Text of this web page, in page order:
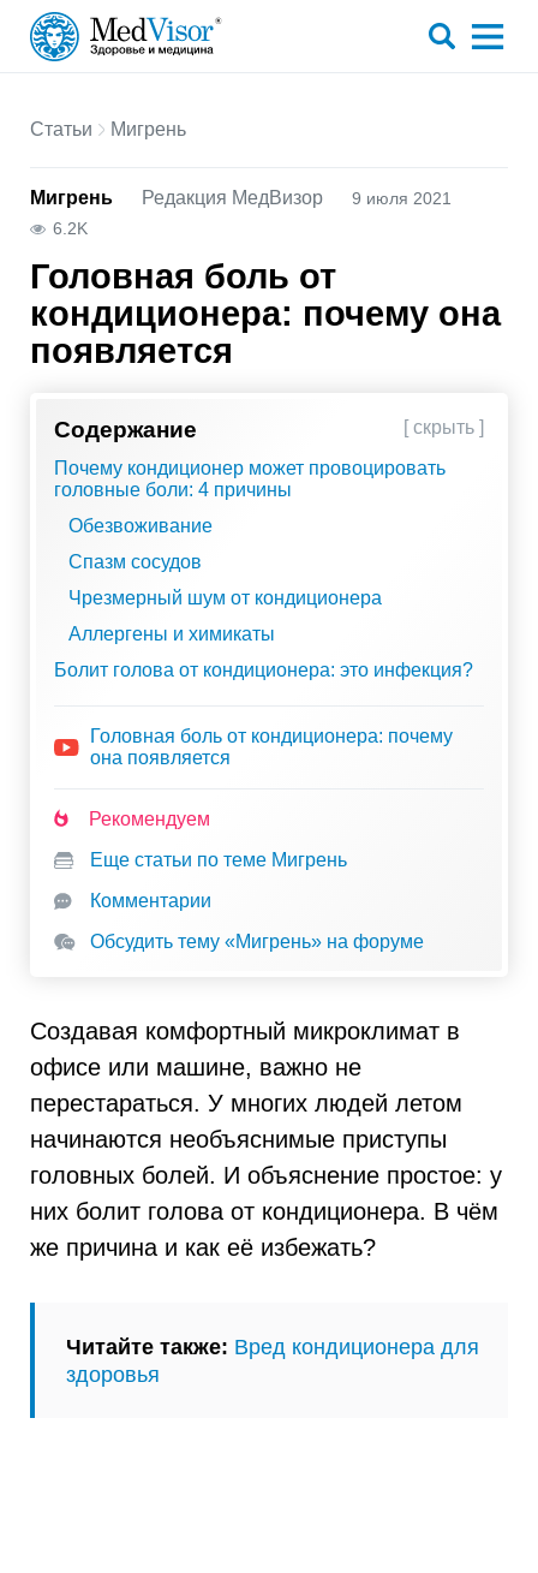
Статьи Мигрень
Мигрень Редакция МедВизор
9 июля 2021
6.2K
Головная боль от
кондиционера: почему она
появляется
Содержание
[ скрыть ]
Почему кондиционер может провоцировать
головные боли: 4 причины
Обезвоживание
Спазм сосудов
Чрезмерный шум от кондиционера
Аллергены и химикаты
Болит голова от кондиционера: это инфекция?
Головная боль от кондиционера: почему
она появляется
Рекомендуем
Еще статьи по теме Мигрень
Комментарии
Обсудить тему «Мигрень» на форуме
Создавая комфортный микроклимат в
офисе или машине, важно не
перестараться. У многих людей летом
начинаются необъяснимые приступы
головных болей. И объяснение простое: у
них болит голова от кондиционера. В чём
же причина и как её избежать?
Читайте также: Вред кондиционера для
здоровья